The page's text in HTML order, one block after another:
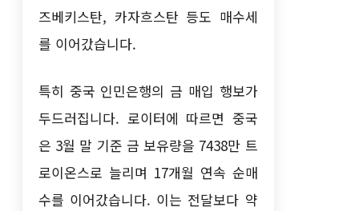
즈베키스탄, 카자흐스탄 등도 매수세
를 이어갔습니다.
특히 중국 인민은행의 금 매입 행보가
두드러집니다. 로이터에 따르면 중국
은 3월 말 기준 금 보유량을 7438만 트
로이온스로 늘리며 17개월 연속 순매
수를 이어갔습니다. 이는 전달보다 약